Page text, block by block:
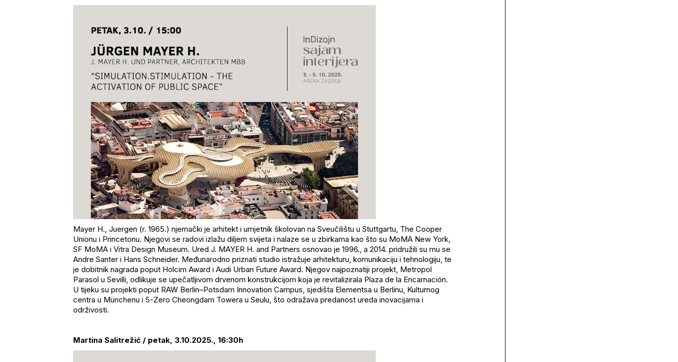
Mayer H., Juergen (r. 1965.) njemački je arhitekt i umjetnik školovan na Sveučilištu u Stuttgartu, The Cooper
Unionu i Princetonu. Njegovi se radovi izlažu diljem svijeta i nalaze se u zbirkama kao što su MoMA New York,
SF MoMA i Vitra Design Museum. Ured J. MAYER H. and Partners osnovao je 1996., a 2014. pridružili su mu se
Andre Santer i Hans Schneider. Međunarodno priznati studio istražuje arhitekturu, komunikaciju i tehnologiju, te
je dobitnik nagrada poput Holcim Award i Audi Urban Future Award. Njegov najpoznatiji projekt, Metropol
Parasol u Sevilli, odlikuje se upečatljivom drvenom konstrukcijom koja je revitalizirala Plaza de la Encarnación.
U tijeku su projekti poput RAW Berlin–Potsdam Innovation Campus, sjedišta Elementsa u Berlinu, Kulturnog
centra u Münchenu i 5-Zero Cheongdam Towera u Seulu, što odražava predanost ureda inovacijama i
održivosti.
Martina Salitrežić / petak, 3.10.2025., 16:30h